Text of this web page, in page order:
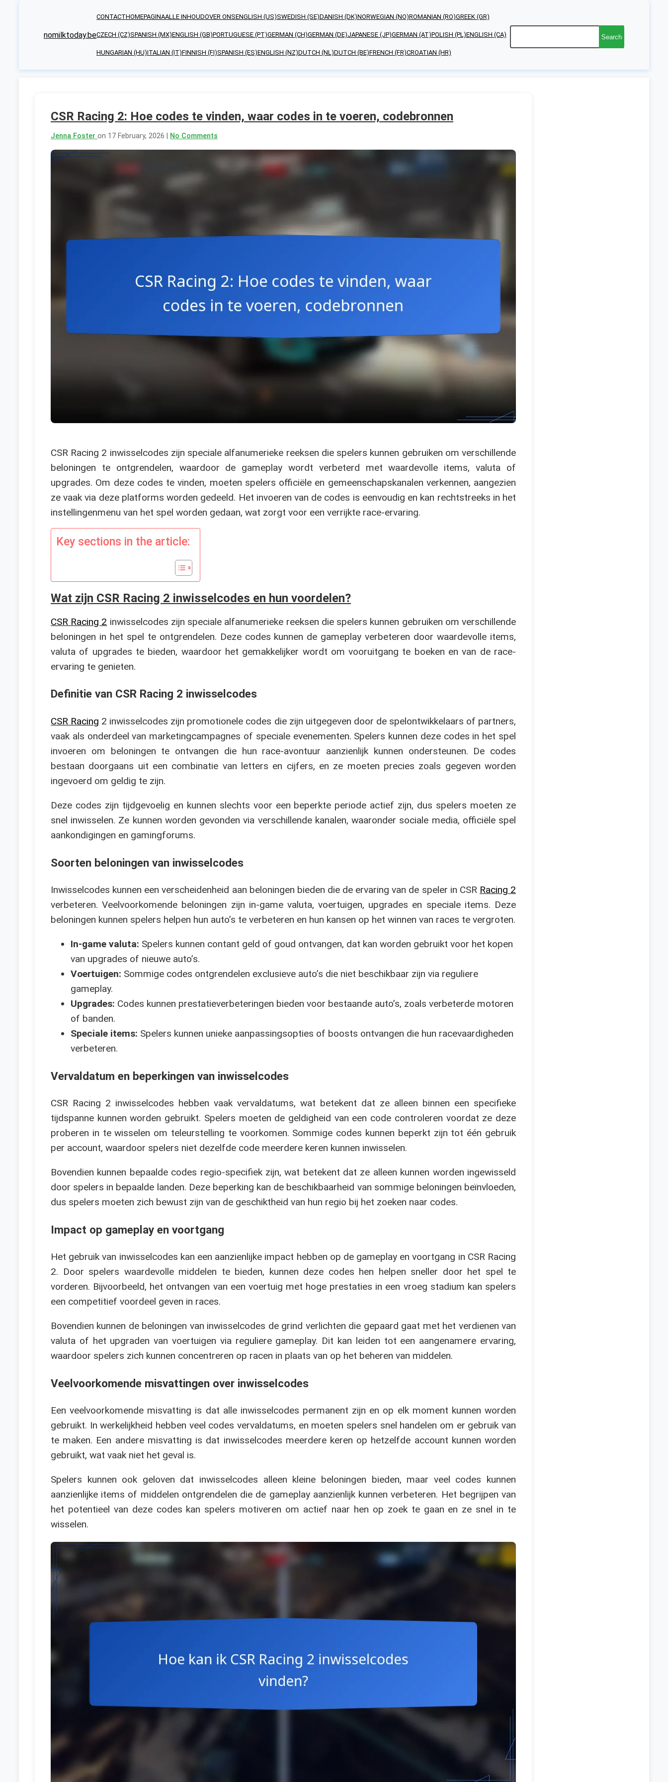
nomilktoday.be
CONTACTHOMEPAGINAALLE INHOUDOVER ONSENGLISH (US)SWEDISH (SE)DANISH (DK)NORWEGIAN (NO)ROMANIAN (RO)GREEK (GR)
CZECH (CZ)SPANISH (MX)ENGLISH (GB)PORTUGUESE (PT)GERMAN (CH)GERMAN (DE)JAPANESE (JP)GERMAN (AT)POLISH (PL)ENGLISH (CA)
HUNGARIAN (HU)ITALIAN (IT)FINNISH (FI)SPANISH (ES)ENGLISH (NZ)DUTCH (NL)DUTCH (BE)FRENCH (FR)CROATIAN (HR)
Search
CSR Racing 2: Hoe codes te vinden, waar codes in te voeren, codebronnen
Jenna Foster on 17 February, 2026 | No Comments
CSR Racing 2 inwisselcodes zijn speciale alfanumerieke reeksen die spelers kunnen gebruiken om verschillende
beloningen te ontgrendelen, waardoor de gameplay wordt verbeterd met waardevolle items, valuta of
upgrades. Om deze codes te vinden, moeten spelers officiële en gemeenschapskanalen verkennen, aangezien
ze vaak via deze platforms worden gedeeld. Het invoeren van de codes is eenvoudig en kan rechtstreeks in het
instellingenmenu van het spel worden gedaan, wat zorgt voor een verrijkte race-ervaring.
Key sections in the article:
Wat zijn CSR Racing 2 inwisselcodes en hun voordelen?
CSR Racing 2 inwisselcodes zijn speciale alfanumerieke reeksen die spelers kunnen gebruiken om verschillende
beloningen in het spel te ontgrendelen. Deze codes kunnen de gameplay verbeteren door waardevolle items,
valuta of upgrades te bieden, waardoor het gemakkelijker wordt om vooruitgang te boeken en van de race-
ervaring te genieten.
Definitie van CSR Racing 2 inwisselcodes
CSR Racing 2 inwisselcodes zijn promotionele codes die zijn uitgegeven door de spelontwikkelaars of partners,
vaak als onderdeel van marketingcampagnes of speciale evenementen. Spelers kunnen deze codes in het spel
invoeren om beloningen te ontvangen die hun race-avontuur aanzienlijk kunnen ondersteunen. De codes
bestaan doorgaans uit een combinatie van letters en cijfers, en ze moeten precies zoals gegeven worden
ingevoerd om geldig te zijn.
Deze codes zijn tijdgevoelig en kunnen slechts voor een beperkte periode actief zijn, dus spelers moeten ze
snel inwisselen. Ze kunnen worden gevonden via verschillende kanalen, waaronder sociale media, officiële spel
aankondigingen en gamingforums.
Soorten beloningen van inwisselcodes
Inwisselcodes kunnen een verscheidenheid aan beloningen bieden die de ervaring van de speler in CSR Racing 2
verbeteren. Veelvoorkomende beloningen zijn in-game valuta, voertuigen, upgrades en speciale items. Deze
beloningen kunnen spelers helpen hun auto’s te verbeteren en hun kansen op het winnen van races te vergroten.
In-game valuta: Spelers kunnen contant geld of goud ontvangen, dat kan worden gebruikt voor het kopen
van upgrades of nieuwe auto’s.
Voertuigen: Sommige codes ontgrendelen exclusieve auto’s die niet beschikbaar zijn via reguliere
gameplay.
Upgrades: Codes kunnen prestatieverbeteringen bieden voor bestaande auto’s, zoals verbeterde motoren
of banden.
Speciale items: Spelers kunnen unieke aanpassingsopties of boosts ontvangen die hun racevaardigheden
verbeteren.
Vervaldatum en beperkingen van inwisselcodes
CSR Racing 2 inwisselcodes hebben vaak vervaldatums, wat betekent dat ze alleen binnen een specifieke
tijdspanne kunnen worden gebruikt. Spelers moeten de geldigheid van een code controleren voordat ze deze
proberen in te wisselen om teleurstelling te voorkomen. Sommige codes kunnen beperkt zijn tot één gebruik
per account, waardoor spelers niet dezelfde code meerdere keren kunnen inwisselen.
Bovendien kunnen bepaalde codes regio-specifiek zijn, wat betekent dat ze alleen kunnen worden ingewisseld
door spelers in bepaalde landen. Deze beperking kan de beschikbaarheid van sommige beloningen beïnvloeden,
dus spelers moeten zich bewust zijn van de geschiktheid van hun regio bij het zoeken naar codes.
Impact op gameplay en voortgang
Het gebruik van inwisselcodes kan een aanzienlijke impact hebben op de gameplay en voortgang in CSR Racing
2. Door spelers waardevolle middelen te bieden, kunnen deze codes hen helpen sneller door het spel te
vorderen. Bijvoorbeeld, het ontvangen van een voertuig met hoge prestaties in een vroeg stadium kan spelers
een competitief voordeel geven in races.
Bovendien kunnen de beloningen van inwisselcodes de grind verlichten die gepaard gaat met het verdienen van
valuta of het upgraden van voertuigen via reguliere gameplay. Dit kan leiden tot een aangenamere ervaring,
waardoor spelers zich kunnen concentreren op racen in plaats van op het beheren van middelen.
Veelvoorkomende misvattingen over inwisselcodes
Een veelvoorkomende misvatting is dat alle inwisselcodes permanent zijn en op elk moment kunnen worden
gebruikt. In werkelijkheid hebben veel codes vervaldatums, en moeten spelers snel handelen om er gebruik van
te maken. Een andere misvatting is dat inwisselcodes meerdere keren op hetzelfde account kunnen worden
gebruikt, wat vaak niet het geval is.
Spelers kunnen ook geloven dat inwisselcodes alleen kleine beloningen bieden, maar veel codes kunnen
aanzienlijke items of middelen ontgrendelen die de gameplay aanzienlijk kunnen verbeteren. Het begrijpen van
het potentieel van deze codes kan spelers motiveren om actief naar hen op zoek te gaan en ze snel in te
wisselen.